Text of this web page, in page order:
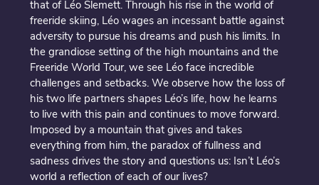
that of Léo Slemett. Through his rise in the world of
freeride skiing, Léo wages an incessant battle against
adversity to pursue his dreams and push his limits. In
the grandiose setting of the high mountains and the
Freeride World Tour, we see Léo face incredible
challenges and setbacks. We observe how the loss of
his two life partners shapes Léo’s life, how he learns
to live with this pain and continues to move forward.
Imposed by a mountain that gives and takes
everything from him, the paradox of fullness and
sadness drives the story and questions us: Isn’t Léo’s
world a reflection of each of our lives?